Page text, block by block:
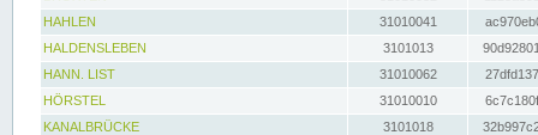
HAHLEN
31010041
HALDENSLEBEN
3101013
HANN. LIST
31010062
HÖRSTEL
31010010
KANALBRÜCKE
3101018